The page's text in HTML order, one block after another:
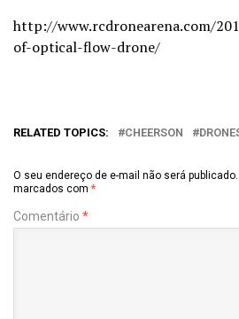
http://www.rcdronearena.com/
of-optical-flow-drone/
RELATED TOPICS: CHEERSON
O seu endereço de e-mail não será publicado.
marcados com *
Comentário *